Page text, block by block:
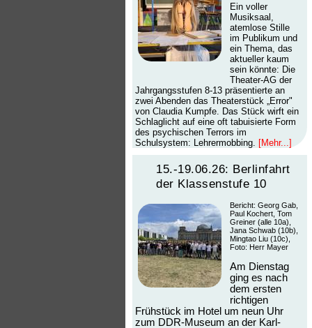
Ein voller
Musiksaal,
atemlose Stille
im Publikum und
ein Thema, das
aktueller kaum
sein könnte: Die
Theater-AG der
Jahrgangsstufen 8-13 präsentierte an
zwei Abenden das Theaterstück „Error"
von Claudia Kumpfe. Das Stück wirft ein
Schlaglicht auf eine oft tabuisierte Form
des psychischen Terrors im
Schulsystem: Lehrermobbing.
[Mehr...]
15.-19.06.26: Berlinfahrt
der Klassenstufe 10
Bericht: Georg Gab,
Paul Kochert, Tom
Greiner (alle 10a),
Jana Schwab (10b),
Mingtao Liu (10c),
Foto: Herr Mayer
Am Dienstag
ging es nach
dem ersten
richtigen
Frühstück im Hotel um neun Uhr
zum DDR-Museum an der Karl-